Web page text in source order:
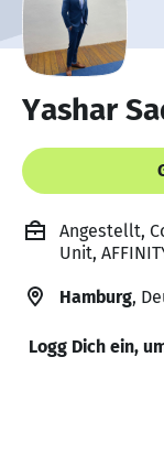
Yashar
Angestellt,
Unit,
Hamburg,
Logg Dich ein,